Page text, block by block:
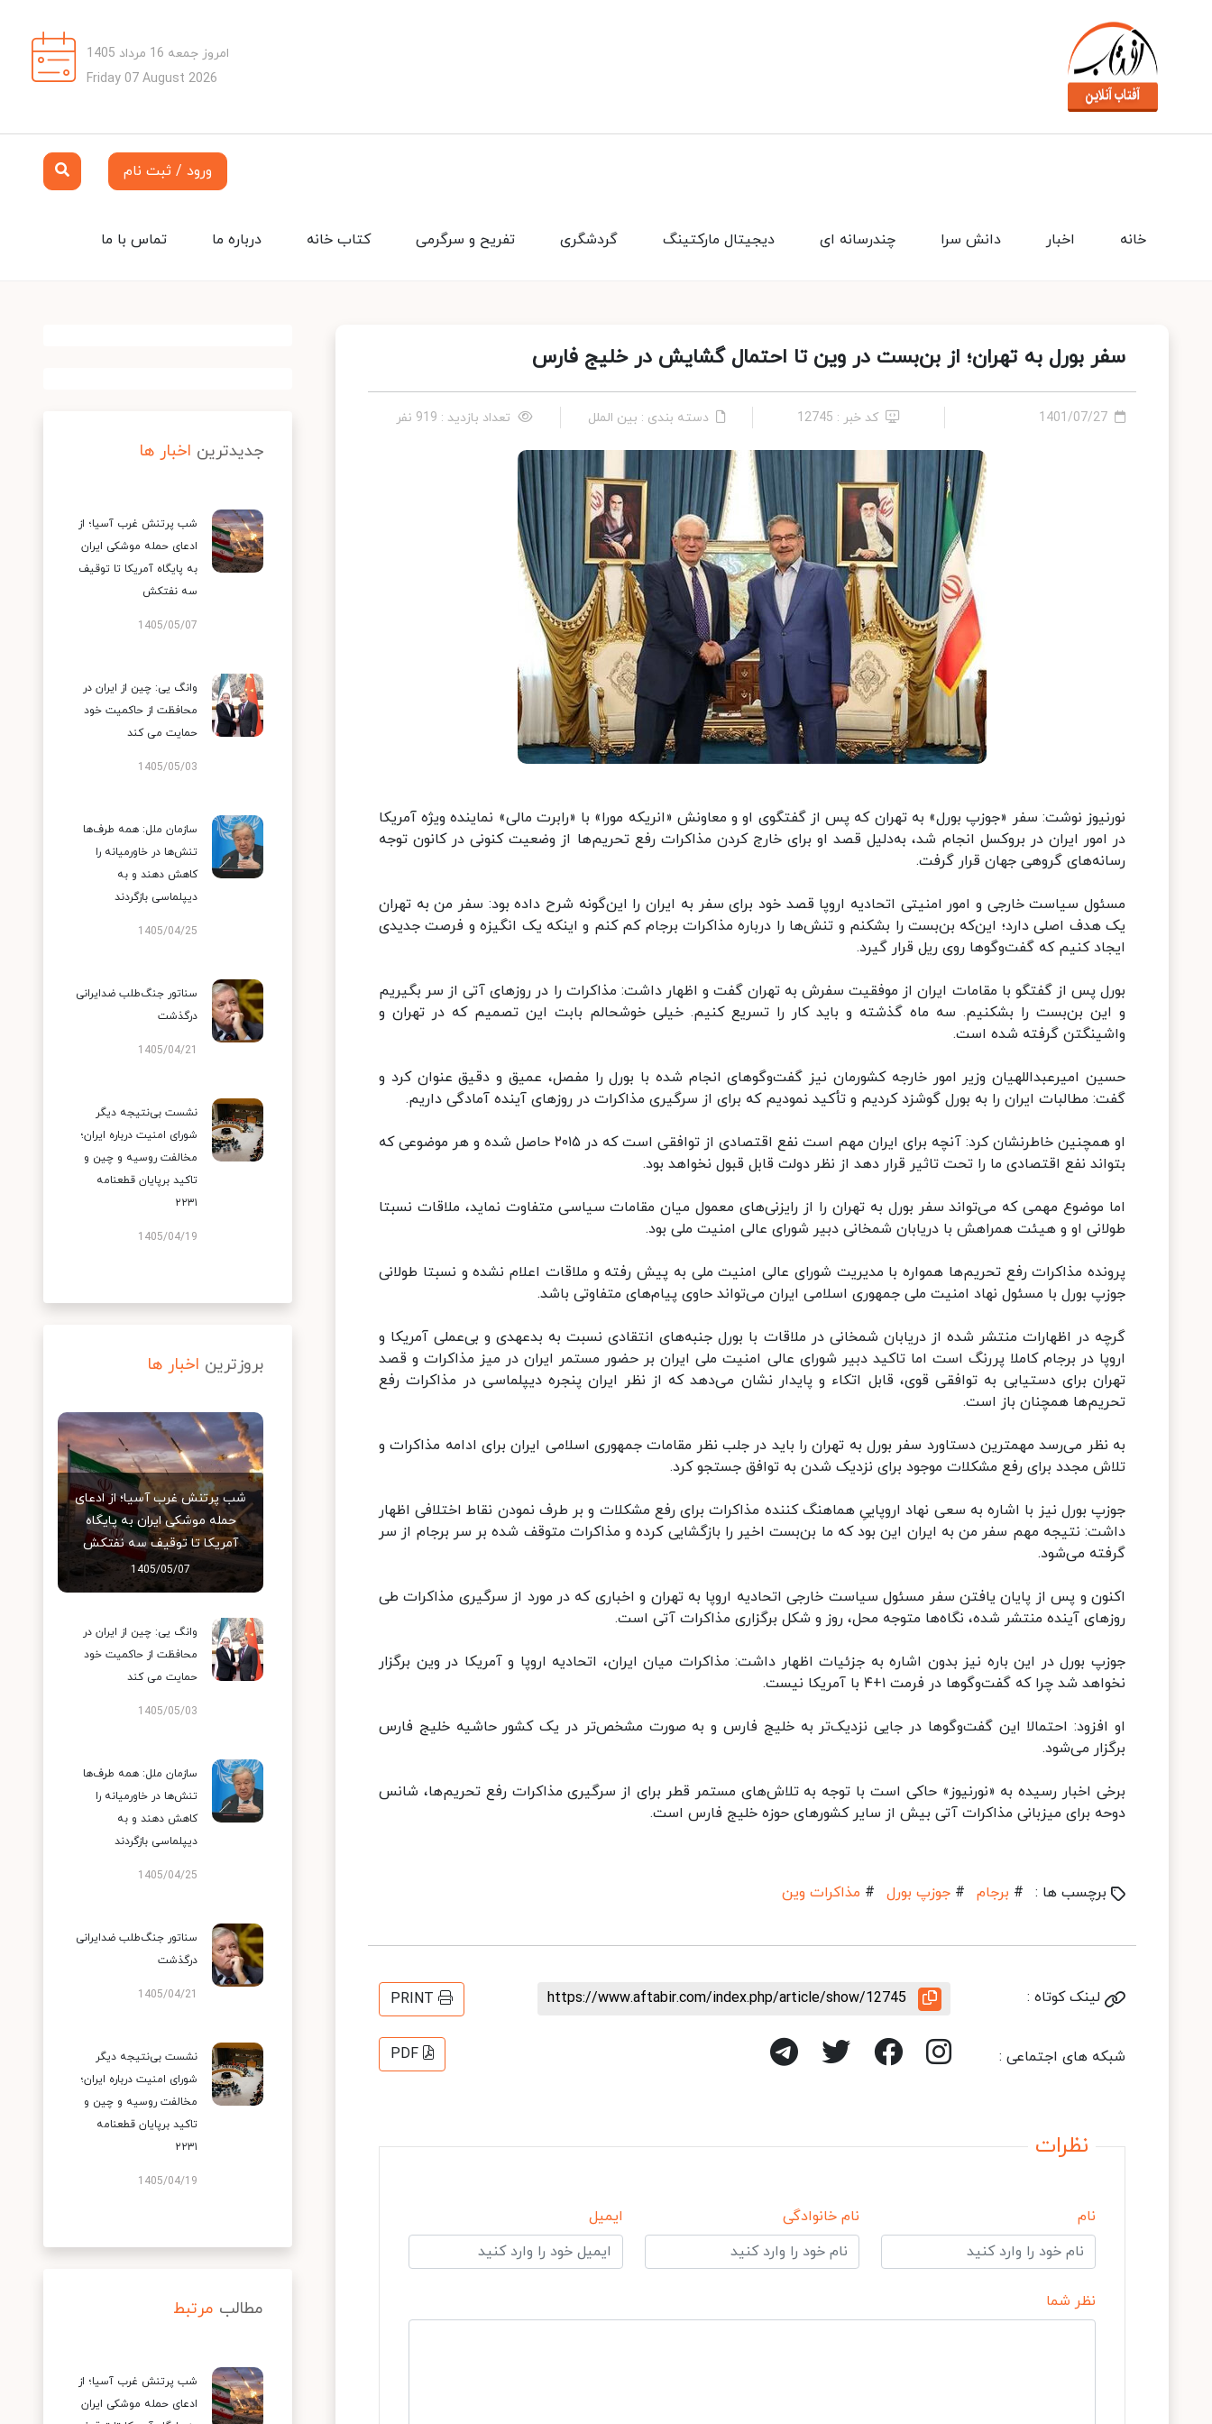
امروز جمعه 16 مرداد 1405
Friday 07 August 2026
ورود / ثبت نام
تماس با ما درباره ما کتاب خانه تفریح و سرگرمی گردشگری دیجیتال مارکتینگ چندرسانه ای دانش سرا اخبار خانه
سفر بورل به تهران؛ از بن‌بست در وین تا احتمال گشایش در خلیج فارس
1401/07/27 کد خبر : 12745 دسته بندی : بین الملل تعداد بازدید : 919 نفر
نورنیوز نوشت: سفر «جوزپ بورل» به تهران که پس از گفتگوی او و معاونش «انریکه مورا» با «رابرت مالی» نماینده ویژه آمریکا
در امور ایران در بروکسل انجام شد، به‌دلیل قصد او برای خارج کردن مذاکرات رفع تحریم‌ها از وضعیت کنونی در کانون توجه
رسانه‌های گروهی جهان قرار گرفت.
مسئول سیاست خارجی و امور امنیتی اتحادیه اروپا قصد خود برای سفر به ایران را این‌گونه شرح داده بود: سفر من به تهران
یک هدف اصلی دارد؛ این‌که بن‌بست را بشکنم و تنش‌ها را درباره مذاکرات برجام کم کنم و اینکه یک انگیزه و فرصت جدیدی
ایجاد کنیم که گفت‌وگوها روی ریل قرار گیرد.
بورل پس از گفتگو با مقامات ایران از موفقیت سفرش به تهران گفت و اظهار داشت: مذاکرات را در روزهای آتی از سر بگیریم
و این بن‌بست را بشکنیم. سه ماه گذشته و باید کار را تسریع کنیم. خیلی خوشحالم بابت این تصمیم که در تهران و
واشینگتن گرفته شده است.
حسین امیرعبداللهیان وزیر امور خارجه کشورمان نیز گفت‌وگوهای انجام شده با بورل را مفصل، عمیق و دقیق عنوان کرد و
گفت: مطالبات ایران را به بورل گوشزد کردیم و تأکید نمودیم که برای از سرگیری مذاکرات در روزهای آینده آمادگی داریم.
او همچنین خاطرنشان کرد: آنچه برای ایران مهم است نفع اقتصادی از توافقی است که در ۲۰۱۵ حاصل شده و هر موضوعی که
بتواند نفع اقتصادی ما را تحت تاثیر قرار دهد از نظر دولت قابل قبول نخواهد بود.
اما موضوع مهمی که می‌تواند سفر بورل به تهران را از رایزنی‌های معمول میان مقامات سیاسی متفاوت نماید، ملاقات نسبتا
طولانی او و هیئت همراهش با دریابان شمخانی دبیر شورای عالی امنیت ملی بود.
پرونده مذاکرات رفع تحریم‌ها همواره با مدیریت شورای عالی امنیت ملی به پیش رفته و ملاقات اعلام نشده و نسبتا طولانی
جوزپ بورل با مسئول نهاد امنیت ملی جمهوری اسلامی ایران می‌تواند حاوی پیام‌های متفاوتی باشد.
گرچه در اظهارات منتشر شده از دریابان شمخانی در ملاقات با بورل جنبه‌های انتقادی نسبت به بدعهدی و بی‌عملی آمریکا و
اروپا در برجام کاملا پررنگ است اما تاکید دبیر شورای عالی امنیت ملی ایران بر حضور مستمر ایران در میز مذاکرات و قصد
تهران برای دستیابی به توافقی قوی، قابل اتکاء و پایدار نشان می‌دهد که از نظر ایران پنجره دیپلماسی در مذاکرات رفع
تحریم‌ها همچنان باز است.
به نظر می‌رسد مهمترین دستاورد سفر بورل به تهران را باید در جلب نظر مقامات جمهوری اسلامی ایران برای ادامه مذاکرات و
تلاش مجدد برای رفع مشکلات موجود برای نزدیک شدن به توافق جستجو کرد.
جوزپ بورل نیز با اشاره به سعی نهاد اروپاییِ هماهنگ کننده مذاکرات برای رفع مشکلات و بر طرف نمودن نقاط اختلافی اظهار
داشت: نتیجه مهم سفر من به ایران این بود که ما بن‌بست اخیر را بازگشایی کرده و مذاکرات متوقف ‌شده بر سر برجام از سر
گرفته می‌شود.
اکنون و پس از پایان یافتن سفر مسئول سیاست خارجی اتحادیه اروپا به تهران و اخباری که در مورد از سرگیری مذاکرات طی
روزهای آینده منتشر شده، نگاه‌ها متوجه محل، روز و شکل برگزاری مذاکرات آتی است.
جوزپ بورل در این باره نیز بدون اشاره به جزئیات اظهار داشت: مذاکرات میان ایران، اتحادیه اروپا و آمریکا در وین برگزار
نخواهد شد چرا که گفت‌وگوها در فرمت ۱+۴ با آمریکا نیست.
او افزود: احتمالا این گفت‌وگوها در جایی نزدیک‌تر به خلیج فارس و به صورت مشخص‌تر در یک کشور حاشیه خلیج فارس
برگزار می‌شود.
برخی اخبار رسیده به «نورنیوز» حاکی است با توجه به تلاش‌های مستمر قطر برای از سرگیری مذاکرات رفع تحریم‌ها، شانس
دوحه برای میزبانی مذاکرات آتی بیش از سایر کشورهای حوزه خلیج فارس است.
برچسب ها : # برجام # جوزپ بورل # مذاکرات وین
لینک کوتاه : https://www.aftabir.com/index.php/article/show/12745
PRINT
شبکه های اجتماعی : PDF
نظرات
نام نام خانوادگی ایمیل
نظر شما
جدیدترین اخبار ها
شب پرتنش غرب آسیا؛ از
ادعای حمله موشکی ایران
به پایگاه آمریکا تا توقیف
سه نفتکش
1405/05/07
وانگ یی: چین از ایران در
محافظت از حاکمیت خود
حمایت می کند
1405/05/03
سازمان ملل: همه طرف‌ها
تنش‌ها در خاورمیانه را
کاهش دهند و به
دیپلماسی بازگردند
1405/04/25
سناتور جنگ‌طلب ضدایرانی
درگذشت
1405/04/21
نشست بی‌نتیجه دیگر
شورای امنیت درباره ایران؛
مخالفت روسیه و چین و
تاکید برپایان قطعنامه
۲۲۳۱
1405/04/19
بروزترین اخبار ها
شب پرتنش غرب آسیا؛ از ادعای
حمله موشکی ایران به پایگاه
آمریکا تا توقیف سه نفتکش
1405/05/07
وانگ یی: چین از ایران در
محافظت از حاکمیت خود
حمایت می کند
1405/05/03
سازمان ملل: همه طرف‌ها
تنش‌ها در خاورمیانه را
کاهش دهند و به
دیپلماسی بازگردند
1405/04/25
سناتور جنگ‌طلب ضدایرانی
درگذشت
1405/04/21
نشست بی‌نتیجه دیگر
شورای امنیت درباره ایران؛
مخالفت روسیه و چین و
تاکید برپایان قطعنامه
۲۲۳۱
1405/04/19
مطالب مرتبط
شب پرتنش غرب آسیا؛ از
ادعای حمله موشکی ایران